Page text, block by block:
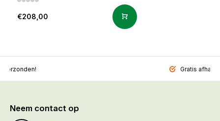
€208,00
verzonden! Gratis
Neem contact op